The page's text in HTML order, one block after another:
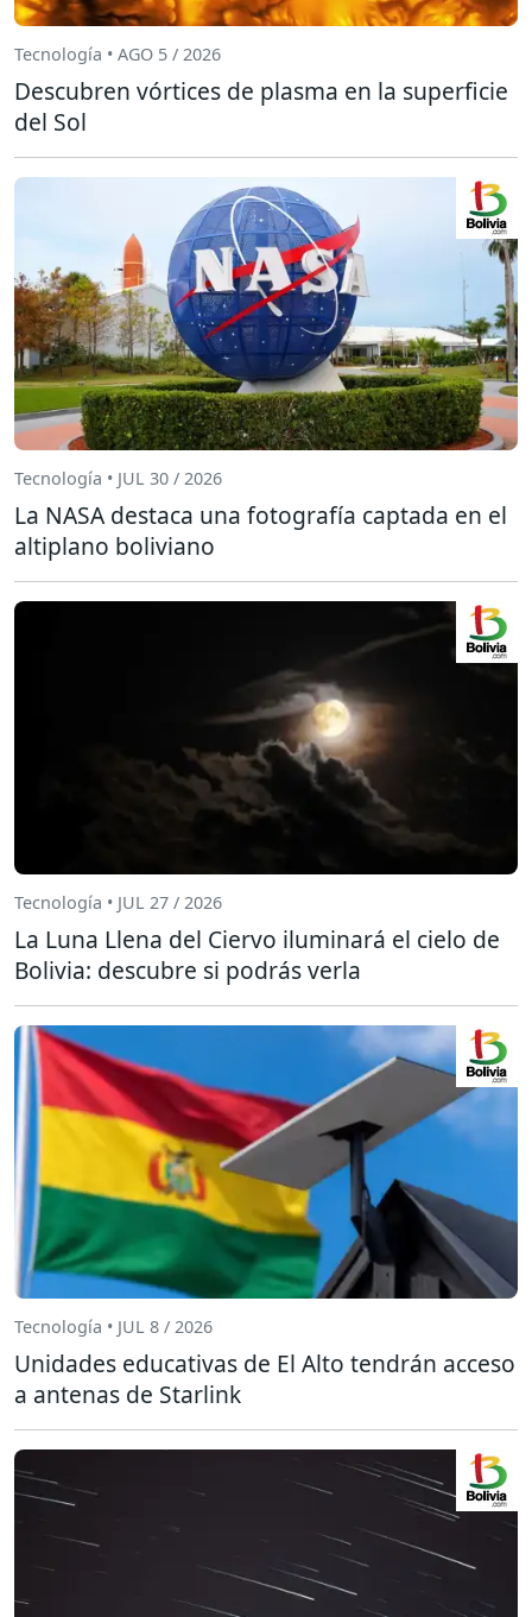
Tecnología • AGO 5 / 2026
Descubren vórtices de plasma en la superficie
del Sol
Tecnología • JUL 30 / 2026
La NASA destaca una fotografía captada en el
altiplano boliviano
Tecnología • JUL 27 / 2026
La Luna Llena del Ciervo iluminará el cielo de
Bolivia: descubre si podrás verla
Tecnología • JUL 8 / 2026
Unidades educativas de El Alto tendrán acceso
a antenas de Starlink